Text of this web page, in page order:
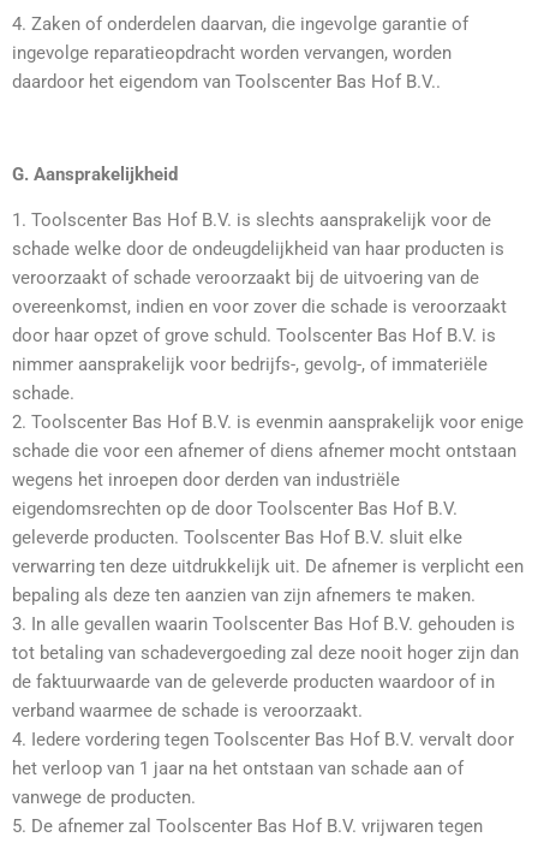
4. Zaken of onderdelen daarvan, die ingevolge garantie of
ingevolge reparatieopdracht worden vervangen, worden
daardoor het eigendom van Toolscenter Bas Hof B.V..
G. Aansprakelijkheid
1. Toolscenter Bas Hof B.V. is slechts aansprakelijk voor de
schade welke door de ondeugdelijkheid van haar producten is
veroorzaakt of schade veroorzaakt bij de uitvoering van de
overeenkomst, indien en voor zover die schade is veroorzaakt
door haar opzet of grove schuld. Toolscenter Bas Hof B.V. is
nimmer aansprakelijk voor bedrijfs-, gevolg-, of immateriële
schade.
2. Toolscenter Bas Hof B.V. is evenmin aansprakelijk voor enige
schade die voor een afnemer of diens afnemer mocht ontstaan
wegens het inroepen door derden van industriële
eigendomsrechten op de door Toolscenter Bas Hof B.V.
geleverde producten. Toolscenter Bas Hof B.V. sluit elke
verwarring ten deze uitdrukkelijk uit. De afnemer is verplicht een
bepaling als deze ten aanzien van zijn afnemers te maken.
3. In alle gevallen waarin Toolscenter Bas Hof B.V. gehouden is
tot betaling van schadevergoeding zal deze nooit hoger zijn dan
de faktuurwaarde van de geleverde producten waardoor of in
verband waarmee de schade is veroorzaakt.
4. Iedere vordering tegen Toolscenter Bas Hof B.V. vervalt door
het verloop van 1 jaar na het ontstaan van schade aan of
vanwege de producten.
5. De afnemer zal Toolscenter Bas Hof B.V. vrijwaren tegen